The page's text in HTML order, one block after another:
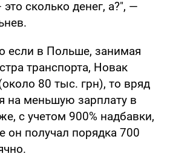
сколько денег, а?", —
если в Польше, занимая
транспорта, Новак
80 тыс. грн), то вряд
на меньшую зарплату в
с учетом 900% надбавки,
он получал порядка 700